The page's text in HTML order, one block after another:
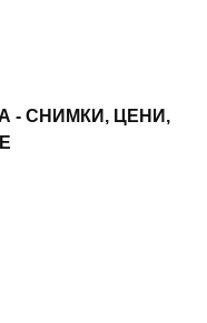
- СНИМКИ, ЦЕНИ,